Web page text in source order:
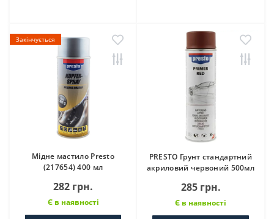
Закінчується
Мідне мастило Presto
(217654) 400 мл
282 грн.
Є в наявності
PRESTO Грунт стандартний
акриловий червоний 500мл
285 грн.
Є в наявності